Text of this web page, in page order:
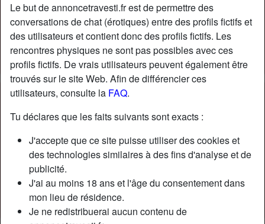
Le but de annoncetravesti.fr est de permettre des
conversations de chat (érotiques) entre des profils fictifs et
des utilisateurs et contient donc des profils fictifs. Les
rencontres physiques ne sont pas possibles avec ces
profils fictifs. De vrais utilisateurs peuvent également être
trouvés sur le site Web. Afin de différencier ces
utilisateurs, consulte la FAQ.
Tu déclares que les faits suivants sont exacts :
J'accepte que ce site puisse utiliser des cookies et
des technologies similaires à des fins d'analyse et de
publicité.
J'ai au moins 18 ans et l'âge du consentement dans
mon lieu de résidence.
Je ne redistribuerai aucun contenu de
starAjouter chatDiscuter !